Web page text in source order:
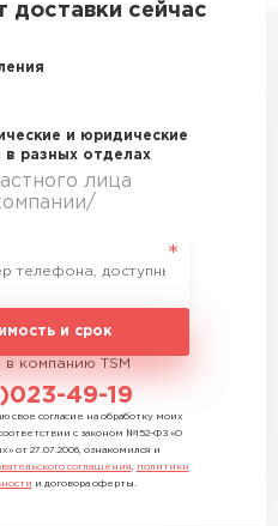
доставки сейчас
и юридические
разных отделах
лица
и срок
в компанию TSM
49-19
свое согласие на обработку моих
с законом №152-ФЗ «О
от 27.07.2006, ознакомился и
соглашения
политики
и договора оферты.